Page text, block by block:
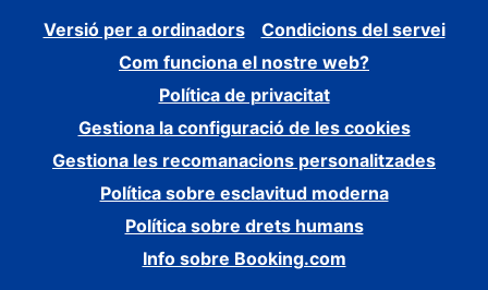
Versió per a ordinadors
Condicions del servei
Com funciona el nostre web?
Política de privacitat
Gestiona la configuració de les cookies
Gestiona les recomanacions personalitzades
Política sobre esclavitud moderna
Política sobre drets humans
Info sobre Booking.com